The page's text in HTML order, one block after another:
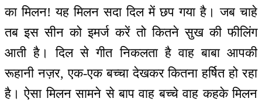
का मिलन! यह मिलन सदा दिल में छप गया है। जब चाहे
तब इस सीन को इमर्ज करें तो कितने सुख की फीलिंग
आती है। दिल से गीत निकलता है वाह बाबा आपकी
रूहानी नज़र, एक-एक बच्चा देखकर कितना हर्षित हो रहा
है। ऐसा मिलन सामने से बाप वाह बच्चे वाह कहके मिलन